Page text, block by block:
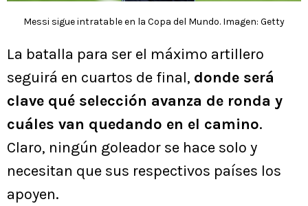
Messi sigue intratable en la Copa del Mundo. Imagen: Getty
La batalla para ser el máximo artillero
seguirá en cuartos de final, donde será
clave qué selección avanza de ronda y
cuáles van quedando en el camino.
Claro, ningún goleador se hace solo y
necesitan que sus respectivos países los
apoyen.